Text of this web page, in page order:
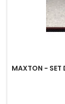
MAXTON - SET